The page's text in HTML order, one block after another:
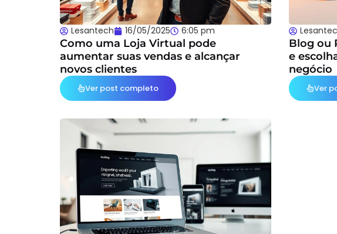
Lesantech 16/05/2025 6:05 pm
Como uma Loja Virtual pode
aumentar suas vendas e alcançar
novos clientes
Ver post completo
Blog ou
e
negócio
Ver